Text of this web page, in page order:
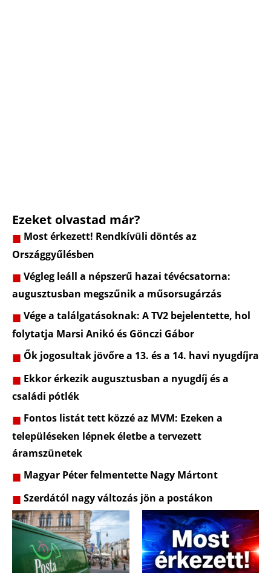
Ezeket olvastad már?
Most érkezett! Rendkívüli döntés az
Országgyűlésben
Végleg leáll a népszerű hazai tévécsatorna:
augusztusban megszűnik a műsorsugárzás
Vége a találgatásoknak: A TV2 bejelentette, hol
folytatja Marsi Anikó és Gönczi Gábor
Ők jogosultak jövőre a 13. és a 14. havi nyugdíjra
Ekkor érkezik augusztusban a nyugdíj és a
családi pótlék
Fontos listát tett közzé az MVM: Ezeken a
településeken lépnek életbe a tervezett
áramszünetek
Magyar Péter felmentette Nagy Mártont
Szerdától nagy változás jön a postákon